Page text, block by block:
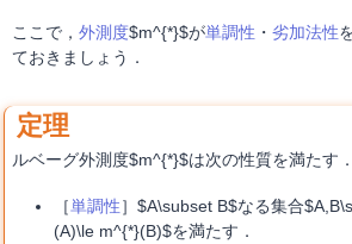
ここで， 外測度$m^{*}$が単調性 ・ 劣加法性
ておきましょう．
ルベーグ外測度$m^{*}$は次の性質を満たす．
［単調性］$A\subset B$なる集合
(A)\le m^{*}(B)$を満たす．